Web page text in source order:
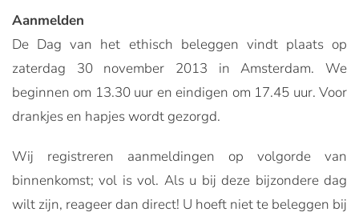
Aanmelden
De Dag van het ethisch beleggen vindt plaats op
zaterdag 30 november 2013 in Amsterdam. We
beginnen om 13.30 uur en eindigen om 17.45 uur. Voor
drankjes en hapjes wordt gezorgd.
Wij registreren aanmeldingen op volgorde van
binnenkomst; vol is vol. Als u bij deze bijzondere dag
wilt zijn, reageer dan direct! U hoeft niet te beleggen bij